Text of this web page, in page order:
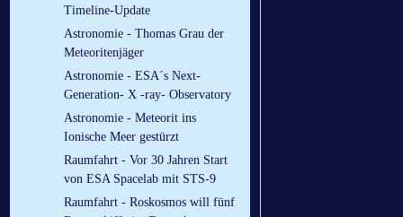
Timeline-Update
Astronomie - Thomas Grau der
Meteoritenjäger
Astronomie - ESA´s Next-
Generation- X -ray- Observatory
Astronomie - Meteorit ins
Ionische Meer gestürzt
Raumfahrt - Vor 30 Jahren Start
von ESA Spacelab mit STS-9
Raumfahrt - Roskosmos will fünf